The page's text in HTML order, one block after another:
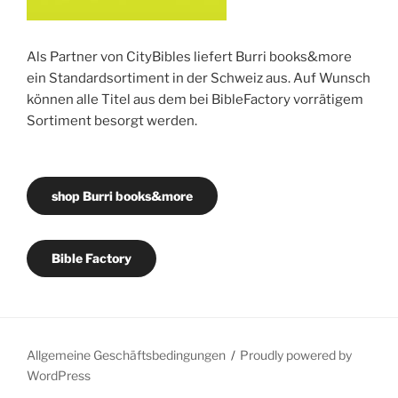
Als Partner von CityBibles liefert Burri books&more
ein Standardsortiment in der Schweiz aus. Auf Wunsch
können alle Titel aus dem bei BibleFactory vorrätigem
Sortiment besorgt werden.
shop Burri books&more
Bible Factory
Allgemeine Geschäftsbedingungen
Proudly powered by
WordPress